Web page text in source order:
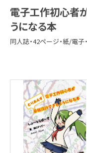
電子工作初心者
うになる本
同人誌・42ページ・紙/電子